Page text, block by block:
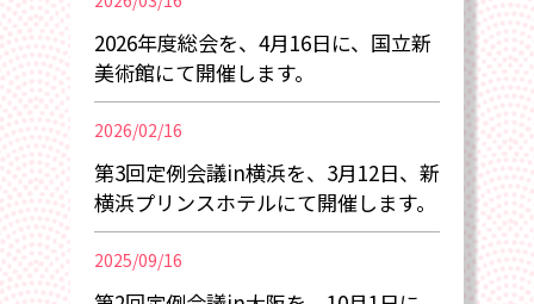
2026年度総会を、4月16日に、国立新
美術館にて開催します。
2026/02/16
第3回定例会議in横浜を、3月12日、新
横浜プリンスホテルにて開催します。
2025/09/16